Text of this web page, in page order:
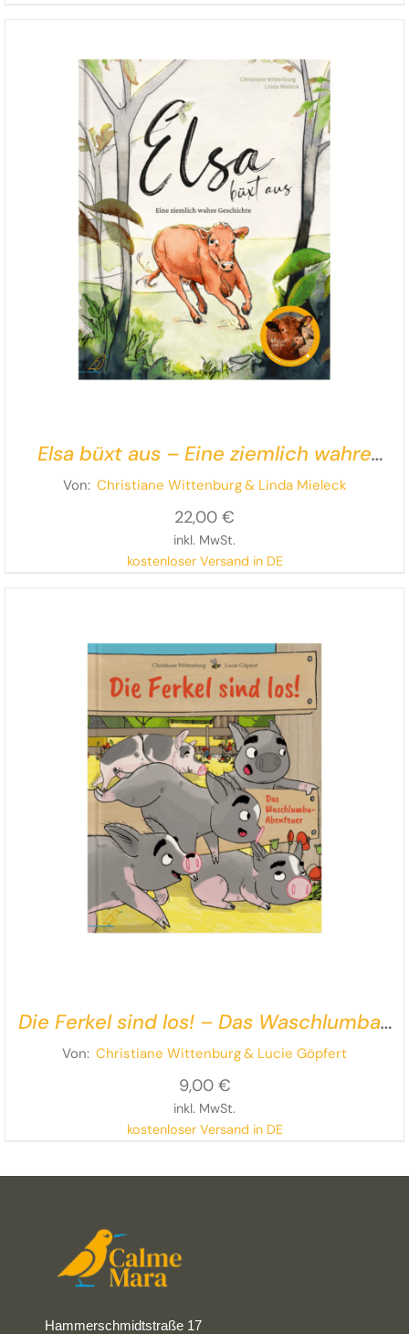
Elsa büxt aus – Eine ziemlich wahre
Geschichte
Von: Christiane Wittenburg& Linda Mieleck
22,00 €
inkl. MwSt.
kostenloser Versand in DE
Die Ferkel sind los! – Das Waschlumba-
Abenteuer
Von: Christiane Wittenburg& Lucie Göpfert
9,00 €
inkl. MwSt.
kostenloser Versand in DE
Hammerschmidtstraße 17